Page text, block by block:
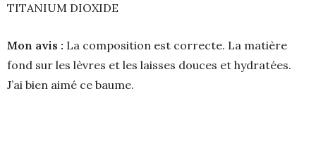
TITANIUM DIOXIDE
Mon avis : La composition est correcte. La matière
fond sur les lèvres et les laisses douces et hydratées.
J’ai bien aimé ce baume.